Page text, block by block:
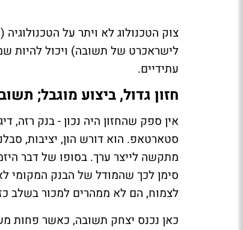
לישראכרט של תשובה) ויכול להיות
עתידיים.
חזון גדול, ביצוע מוגבל;
אין ספק שהחזון היה נכון - בנק רזה,
סטארטאפ. הוא דורש הון, יציבות,
מתקשה לייצר ערך. בסופו של דבר
סימן לכך שהמודל של הבנק המקומי
לצמוח, הם לא ממהרים למכור בשלב
כאן נכנס יצחק תשובה, כאשר